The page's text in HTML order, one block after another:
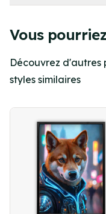
Vous
Découvrez d'autres
styles similaires